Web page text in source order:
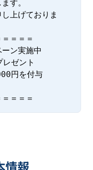
す。
上げておりま
＝＝＝
ン実施中
ゼント
円を付与
＝＝＝
情報